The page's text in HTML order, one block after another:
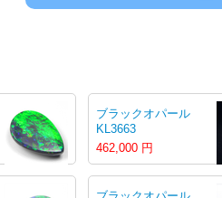
ブラックオパール
KL3663
462,000 円